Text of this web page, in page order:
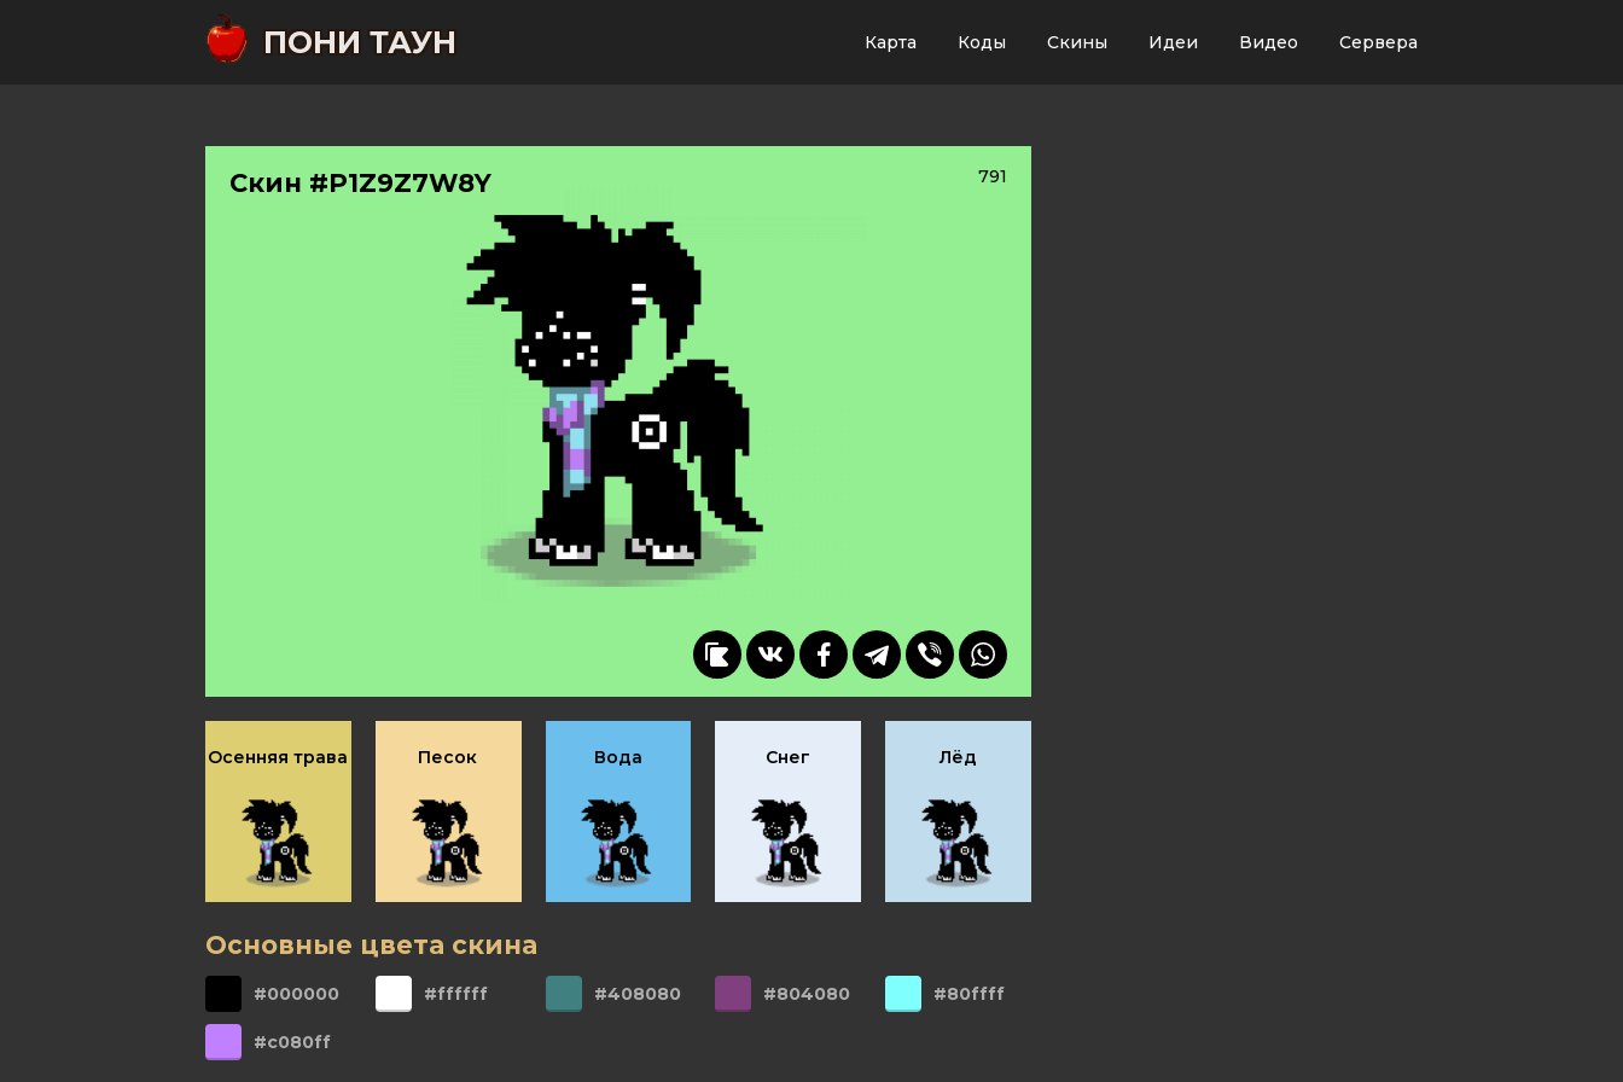
ПОНИ ТАУН Карта Коды Скины Идеи Видео Сервера
Скин #P1Z9Z7W8Y 791
Осенняя трава Песок Вода Снег Лёд
Основные цвета скина
#000000 #ffffff #408080 #804080 #80ffff
#c080ff